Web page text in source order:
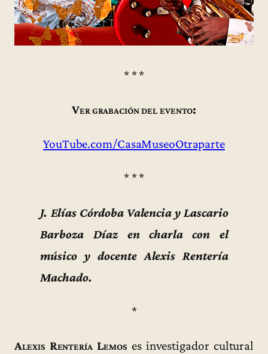
* * *
Ver grabación del evento:
YouTube.com/CasaMuseoOtraparte
* * *
J. Elías Córdoba Valencia y Lascario
Barboza Díaz en charla con el
músico y docente Alexis Rentería
Machado.
*
Alexis Rentería Lemos es investigador cultural